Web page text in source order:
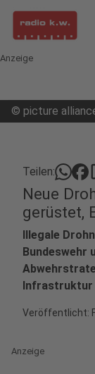
Anzeige
© picture
Teilen:
Neue
gerüstet,
Illegale
Bundeswehr
Infrastruktur
Veröffentlicht:
Anzeige